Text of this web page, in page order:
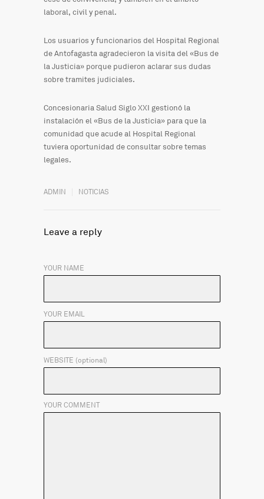
laboral, civil y penal.
Los usuarios y funcionarios del Hospital Regional
de Antofagasta agradecieron la visita del «Bus de
la Justicia» porque pudieron aclarar sus dudas
sobre tramites judiciales.
Concesionaria Salud Siglo XXI gestionó la
instalación el «Bus de la Justicia» para que la
comunidad que acude al Hospital Regional
tuviera oportunidad de consultar sobre temas
legales.
ADMIN NOTICIAS
Leave a reply
YOUR NAME
YOUR EMAIL
WEBSITE (optional)
YOUR COMMENT